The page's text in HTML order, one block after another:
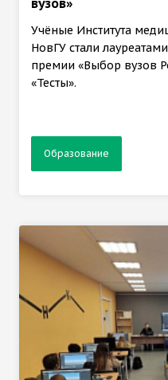
Учёные Института
НовГУ стали
премии «Выбор вузов
«Тесты».
Образование